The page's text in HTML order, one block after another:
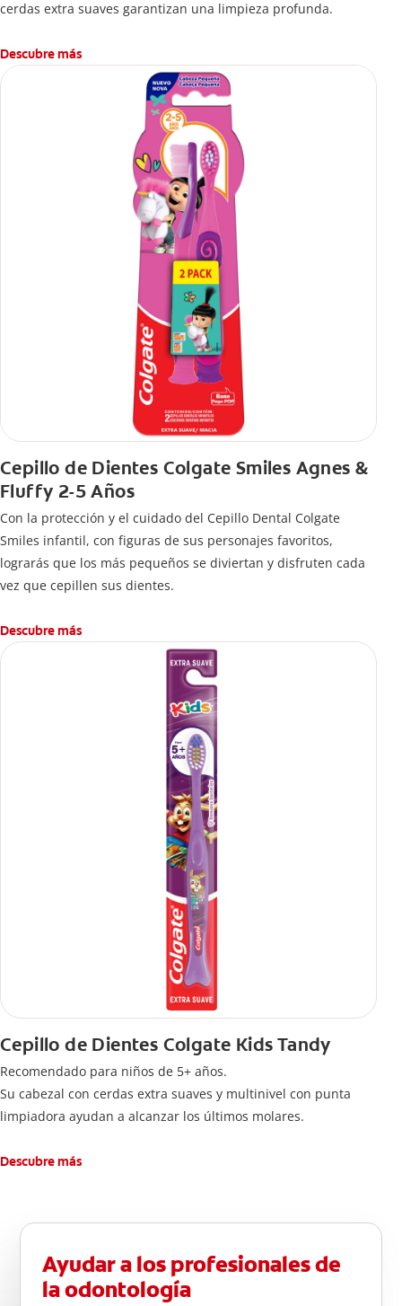
cerdas extra suaves garantizan una limpieza profunda.
Descubre más
Cepillo de Dientes Colgate Smiles Agnes &
Fluffy 2-5 Años
Con la protección y el cuidado del Cepillo Dental Colgate
Smiles infantil, con figuras de sus personajes favoritos,
lograrás que los más pequeños se diviertan y disfruten cada
vez que cepillen sus dientes.
Descubre más
Cepillo de Dientes Colgate Kids Tandy
Recomendado para niños de 5+ años.
Su cabezal con cerdas extra suaves y multinivel con punta
limpiadora ayudan a alcanzar los últimos molares.
Descubre más
Ayudar a los profesionales de
la odontología